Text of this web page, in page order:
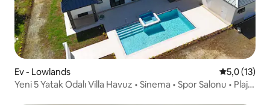
Ev - Lowlands 55,0 (13)
Yeni 5 Yatak Odalı Villa Havuz • Sinema • Spor Salonu • Plaj •